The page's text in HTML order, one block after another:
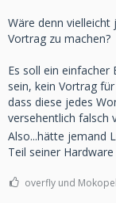
Wäre denn
Vortrag zu machen?
Es soll ein einfacher
sein, kein Vortrag
dass diese jedes
versehentlich falsch
Also...hätte jemand
Teil seiner
overfly und